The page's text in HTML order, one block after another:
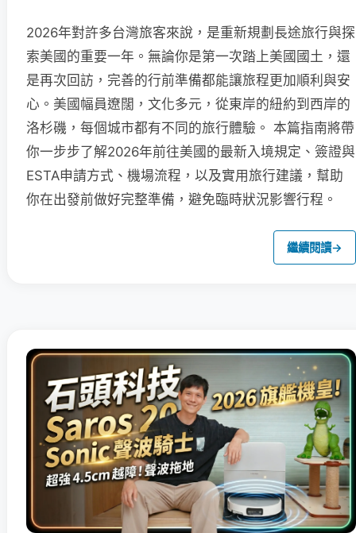
2026年對許多台灣旅客來說，是重新規劃長途旅行與探
索美國的重要一年。無論你是第一次踏上美國國土，還
是再次回訪，完善的行前準備都能讓旅程更加順利與安
心。美國幅員遼闊，文化多元，從東岸的紐約到西岸的
洛杉磯，每個城市都有不同的旅行體驗。 本篇指南將帶
你一步步了解2026年前往美國的最新入境規定、簽證與
ESTA申請方式、機場流程，以及實用旅行建議，幫助
你在出發前做好完整準備，避免臨時狀況影響行程。
繼續閱讀→